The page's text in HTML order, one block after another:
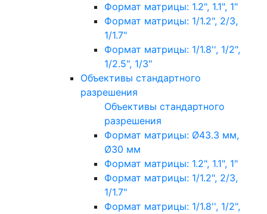
Формат матрицы: 1.2", 1.1", 1"
Формат матрицы: 1/1.2", 2/3,
1/1.7"
Формат матрицы: 1/1.8'', 1/2",
1/2.5", 1/3"
Объективы стандартного
разрешения
Объективы стандартного
разрешения
Формат матрицы: Ø43.3 мм,
Ø30 мм
Формат матрицы: 1.2", 1.1", 1"
Формат матрицы: 1/1.2", 2/3,
1/1.7"
Формат матрицы: 1/1.8'', 1/2",